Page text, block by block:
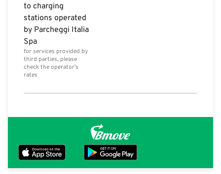
to charging
stations operated
by Parcheggi Italia
Spa
for services provided by
third parties, please
check the operator’s
rates